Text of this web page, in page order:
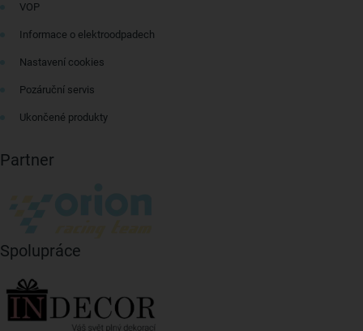
VOP
Informace o elektroodpadech
Nastavení cookies
Pozáruční servis
Ukončené produkty
Partner
Spolupráce